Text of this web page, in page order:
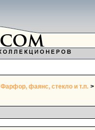
Фарфор, фаянс, стекло и т.п. >